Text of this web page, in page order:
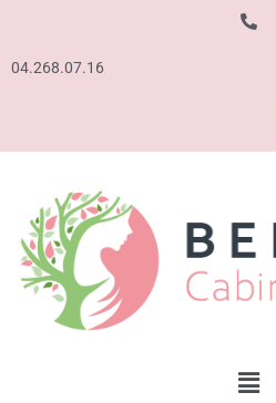
04.268.07.16